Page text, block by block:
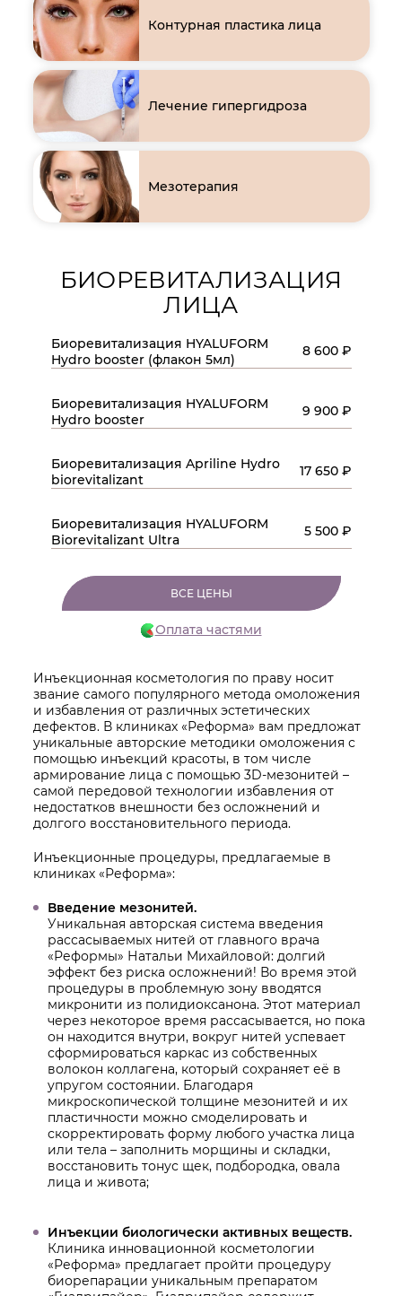
Контурная пластика лица
Лечение гипергидроза
Мезотерапия
БИОРЕВИТАЛИЗАЦИЯ
ЛИЦА
Биоревитализация HYALUFORM
Hydro booster (флакон 5мл)
8 600 ₽
Биоревитализация HYALUFORM
Hydro booster
9 900 ₽
Биоревитализация Apriline Hydro
biorevitalizant
17 650 ₽
Биоревитализация HYALUFORM
Biorevitalizant Ultra
5 500 ₽
ВСЕ ЦЕНЫ
Оплата частями
Инъекционная косметология по праву носит
звание самого популярного метода омоложения
и избавления от различных эстетических
дефектов. В клиниках «Реформа» вам предложат
уникальные авторские методики омоложения с
помощью инъекций красоты, в том числе
армирование лица с помощью 3D-мезонитей –
самой передовой технологии избавления от
недостатков внешности без осложнений и
долгого восстановительного периода.
Инъекционные процедуры, предлагаемые в
клиниках «Реформа»:
Введение мезонитей.
Уникальная авторская система введения
рассасываемых нитей от главного врача
«Реформы» Натальи Михайловой: долгий
эффект без риска осложнений! Во время этой
процедуры в проблемную зону вводятся
микронити из полидиоксанона. Этот материал
через некоторое время рассасывается, но пока
он находится внутри, вокруг нитей успевает
сформироваться каркас из собственных
волокон коллагена, который сохраняет её в
упругом состоянии. Благодаря
микроскопической толщине мезонитей и их
пластичности можно смоделировать и
скорректировать форму любого участка лица
или тела – заполнить морщины и складки,
восстановить тонус щек, подбородка, овала
лица и живота;
Инъекции биологически активных веществ.
Клиника инновационной косметологии
«Реформа» предлагает пройти процедуру
биорепарации уникальным препаратом